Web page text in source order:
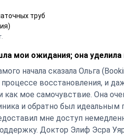
труб
мои ожидания; она уделила
начала сказала Ольга
восстановления, и
как мое самочувствие. Она
и обратно был
мне доступ
Доктор Элиф Эсра